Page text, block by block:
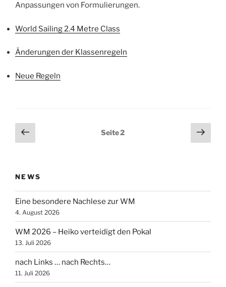
Anpassungen von Formulierungen.
World Sailing 2.4 Metre Class
Änderungen der Klassenregeln
Neue Regeln
Seitennummerierung
der
Vorherige
Seite
Seite2
NEWS
Eine besondere Nachlese zur WM
4. August 2026
WM 2026 – Heiko verteidigt den Pokal
13. Juli 2026
nach Links … nach Rechts…
11. Juli 2026